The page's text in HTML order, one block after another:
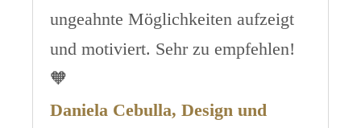
ungeahnte Möglichkeiten aufzeigt
und motiviert. Sehr zu empfehlen!
🧡
Daniela Cebulla, Design und